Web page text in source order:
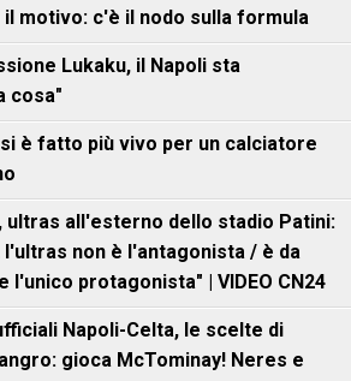
motivo: c'è il nodo sulla formula
Lukaku, il Napoli sta
cosa"
si è fatto più vivo per un calciatore
ultras all'esterno dello stadio Patini:
l'ultras non è l'antagonista / è da
l'unico protagonista" | VIDEO CN24
Napoli-Celta, le scelte di
gioca McTominay! Neres e